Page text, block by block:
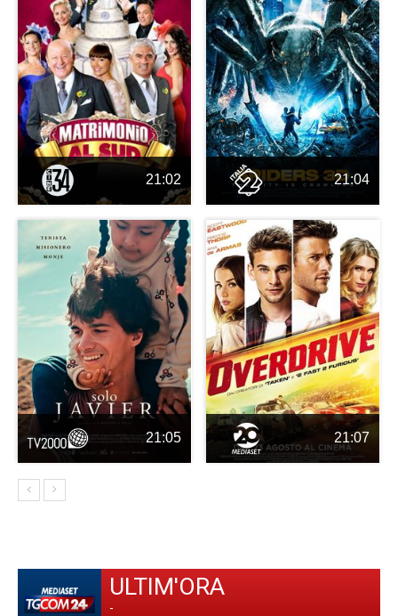
21:02 21:04
21:05 21:07
ULTIM'ORA
-